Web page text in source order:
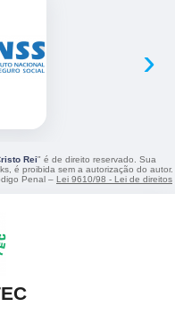
›
Rei" é de direito reservado. Sua
é proibida sem a autorização do autor.
Penal – Lei 9610/98 - Lei de direitos